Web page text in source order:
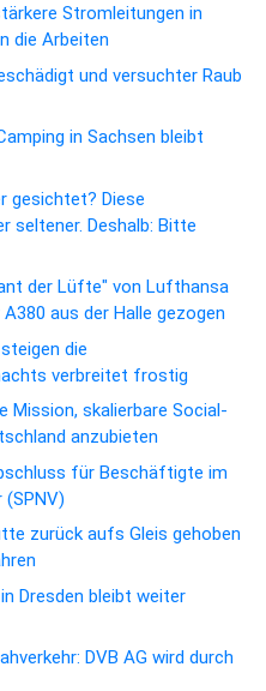
Stromleitungen in
die Arbeiten
und versuchter Raub
in Sachsen bleibt
gesichtet? Diese
seltener. Deshalb: Bitte
der Lüfte" von Lufthansa
aus der Halle gezogen
die
verbreitet frostig
Mission, skalierbare Social-
anzubieten
für Beschäftigte im
(SPNV)
zurück aufs Gleis gehoben
Dresden bleibt weiter
DVB AG wird durch